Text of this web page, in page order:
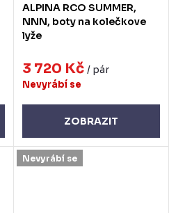
ALPINA RCO SUMMER,
NNN, boty na kolečkove
lyže
3 720 Kč / pár
Nevyrábí se
ZOBRAZIT
Nevyrábí se